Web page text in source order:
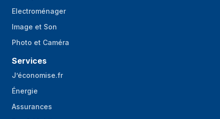
Electroménager
Image et Son
Photo et Caméra
Services
J’économise.fr
Énergie
Assurances